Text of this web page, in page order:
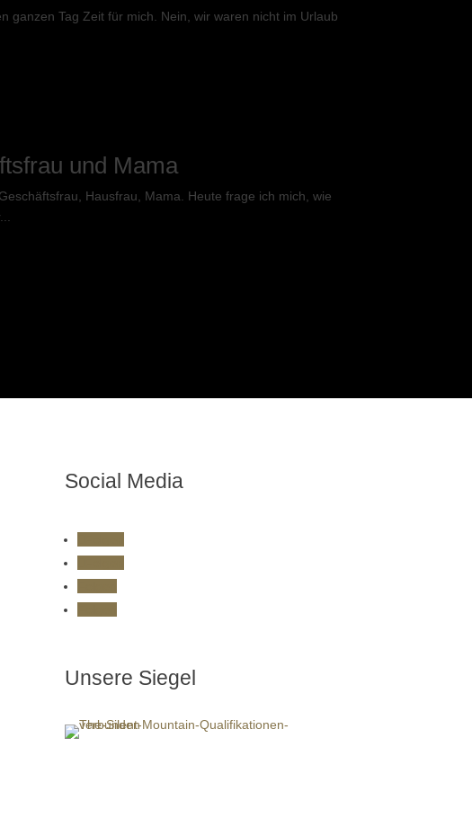
ganzen Tag Zeit für mich. Nein, wir waren nicht im Urlaub
und Mama
Hausfrau, Mama. Heute frage ich mich, wie
Social Media
Unsere Siegel